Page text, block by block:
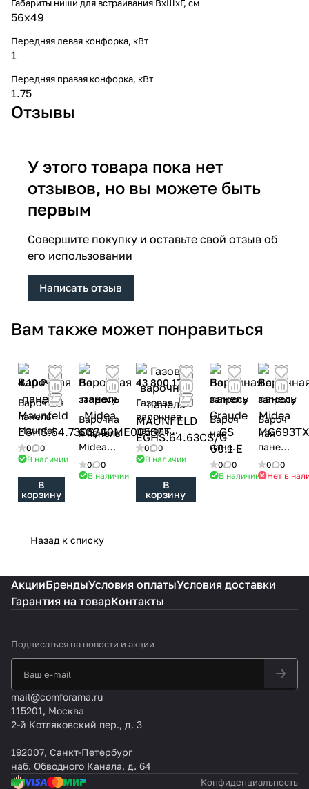
Габариты ниши для встраивания ВхШхГ, cм
56х49
Передняя левая конфорка, кВт
1
Передняя правая конфорка, кВт
1.75
Отзывы
У этого товара пока нет
отзывов, но вы можете быть
первым
Совершите покупку и оставьте свой отзыв об
его использовании
Написать отзыв
Вам также может понравиться
4.10 ₽
Варочная
панель
Maunfeld
EGHS.64.
73CS/G
0
0
В наличии
В
корзину
По
запросу
Варочна
я панель
Midea
60G40M
E005SFT
0
0
В наличии
43 800.17 ₽
Газовая
варочная
панель
MAUNFELD
EGHS.64.63
0
0
В наличии
В
корзину
По
запросу
Вароч
ная
панель
Graude
GS
0
0
В наличии
По
запросу
Вароч
ная
панель
Midea
MG693
0
0
Нет в
Назад к списку
АкцииБрендыУсловия оплатыУсловия доставки
Гарантия на товарКонтакты
Подписаться на новости и акции
mail@comforama.ru
115201, Москва
2-й Котляковский пер., д. 3
192007, Санкт-Петербург
наб. Обводного Канала, д. 64
Конфиденциальность